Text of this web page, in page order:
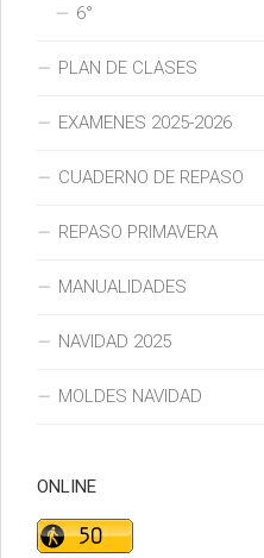
6°
PLAN DE CLASES
EXAMENES 2025-2026
CUADERNO DE REPASO
REPASO PRIMAVERA
MANUALIDADES
NAVIDAD 2025
MOLDES NAVIDAD
ONLINE